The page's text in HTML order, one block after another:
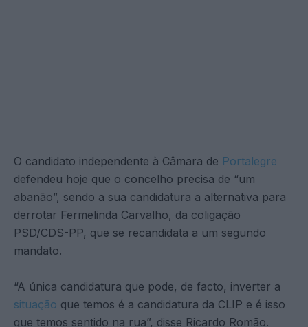
O candidato independente à Câmara de Portalegre
defendeu hoje que o concelho precisa de “um
abanão”, sendo a sua candidatura a alternativa para
derrotar Fermelinda Carvalho, da coligação
PSD/CDS-PP, que se recandidata a um segundo
mandato.
“A única candidatura que pode, de facto, inverter a
situação que temos é a candidatura da CLIP e é isso
que temos sentido na rua”, disse Ricardo Romão.